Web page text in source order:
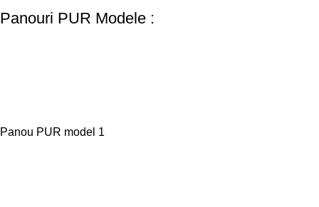
Panouri PUR Modele :
Panou PUR model 1